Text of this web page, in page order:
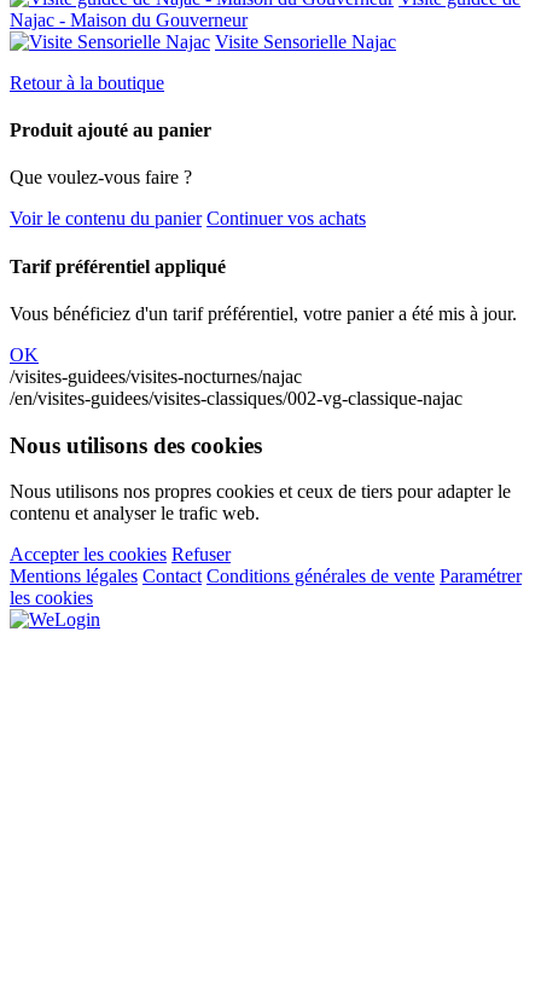
Najac - Maison du Gouverneur
Visite Sensorielle Najac
Retour à la boutique
Produit ajouté au panier
Que voulez-vous faire ?
Voir le contenu du panier Continuer vos achats
Tarif préférentiel appliqué
Vous bénéficiez d'un tarif préférentiel, votre panier a été mis à jour.
OK
/visites-guidees/visites-nocturnes/najac
/en/visites-guidees/visites-classiques/002-vg-classique-najac
Nous utilisons des cookies
Nous utilisons nos propres cookies et ceux de tiers pour adapter le
contenu et analyser le trafic web.
Accepter les cookies Refuser
Mentions légales Contact Conditions générales de vente Paramétrer
les cookies